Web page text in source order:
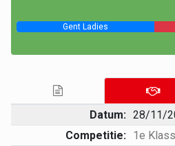
Gent Ladies
Datum: 28/11/
Competitie: 1e